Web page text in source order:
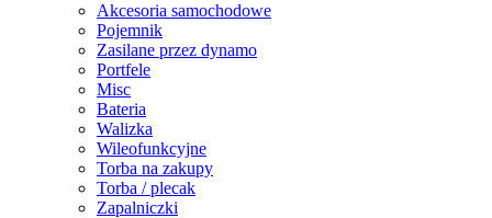
Akcesoria samochodowe
Pojemnik
Zasilane przez dynamo
Portfele
Misc
Bateria
Walizka
Wileofunkcyjne
Torba na zakupy
Torba / plecak
Zapalniczki